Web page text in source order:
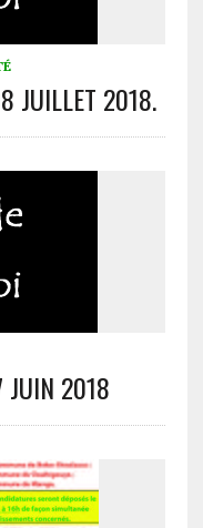
JUILLET 2018.
JUIN 2018